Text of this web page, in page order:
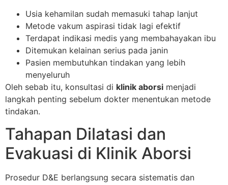
Usia kehamilan sudah memasuki tahap lanjut
Metode vakum aspirasi tidak lagi efektif
Terdapat indikasi medis yang membahayakan ibu
Ditemukan kelainan serius pada janin
Pasien membutuhkan tindakan yang lebih
menyeluruh
Oleh sebab itu, konsultasi di klinik aborsi menjadi
langkah penting sebelum dokter menentukan metode
tindakan.
Tahapan Dilatasi dan
Evakuasi di Klinik Aborsi
Prosedur D&E berlangsung secara sistematis dan